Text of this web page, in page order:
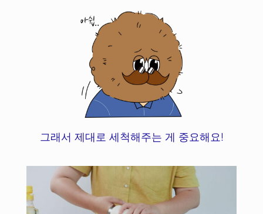
그래서 제대로 세척해주는 게 중요해요!